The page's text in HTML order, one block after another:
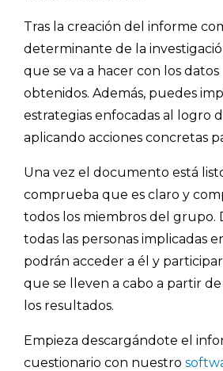
- Encuestas de NPS
- Encuestas de recursos
- Encuestas de satisfacción
- Inteligencia artificial
- Investigación de mercados
- Marketing y encuestas
Tras la creación del informe
determinante de la
que se va a hacer con los datos
obtenidos. Además, puedes
estrategias enfocadas al logro
aplicando acciones concretas
Una vez el documento está
comprueba que es claro y
todos los miembros del grupo.
todas las personas implicadas
podrán acceder a él y
que se lleven a cabo a partir de
los resultados.
Empieza descargándote el
cuestionario con nuestro